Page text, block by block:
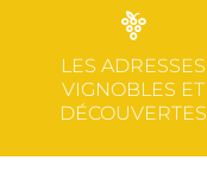
LES ADRESSES
VIGNOBLES ET
DÉCOUVERTES